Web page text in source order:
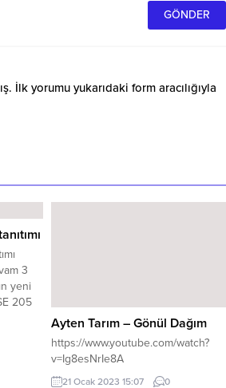
İlk yorumu yukarıdaki form aracılığıyla
3
yeni
205
Ayten Tarım – Gönül Dağım
https://www.youtube.com/watch?
v=Ig8esNrIe8A
21 Ocak 2023 15:07 0